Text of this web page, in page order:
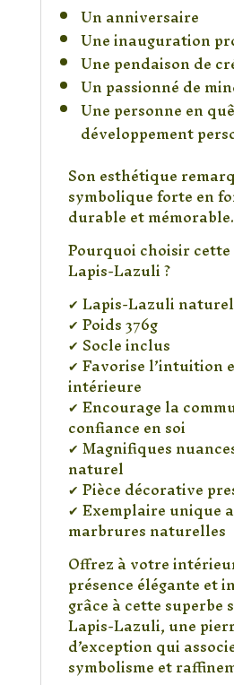
Un anniversaire
Une inauguration
Une pendaison de
Un passionné de
Une personne en
développement
Son esthétique
symbolique forte en
durable et mémorable.
Pourquoi choisir cette
Lapis-Lazuli ?
✔ Lapis-Lazuli
✔ Poids 376g
✔ Socle inclus
✔ Favorise l’intuition
intérieure
✔ Encourage la
confiance en soi
✔ Magnifiques
naturel
✔ Pièce décorative
✔ Exemplaire unique
marbrures naturelles
Offrez à votre
présence élégante et
grâce à cette superbe
Lapis-Lazuli, une
d’exception qui
symbolisme et